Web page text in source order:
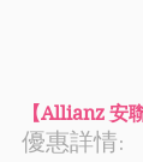
【Allianz 安